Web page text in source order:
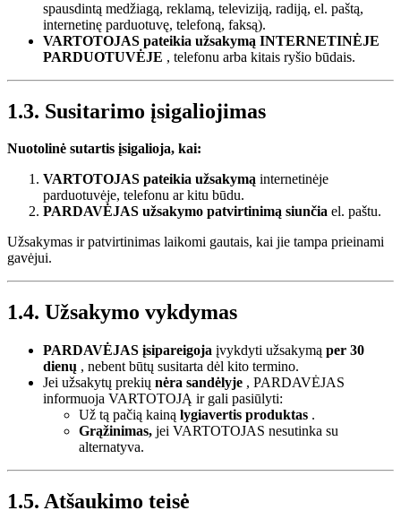
spausdintą medžiagą, reklamą, televiziją, radiją, el. paštą,
internetinę parduotuvę, telefoną, faksą).
VARTOTOJAS pateikia užsakymą INTERNETINĖJE
PARDUOTUVĖJE , telefonu arba kitais ryšio būdais.
1.3. Susitarimo įsigaliojimas
Nuotolinė sutartis įsigalioja, kai:
VARTOTOJAS pateikia užsakymą internetinėje
parduotuvėje, telefonu ar kitu būdu.
PARDAVĖJAS užsakymo patvirtinimą siunčia el. paštu.
Užsakymas ir patvirtinimas laikomi gautais, kai jie tampa prieinami
gavėjui.
1.4. Užsakymo vykdymas
PARDAVĖJAS įsipareigoja įvykdyti užsakymą per 30
dienų , nebent būtų susitarta dėl kito termino.
Jei užsakytų prekių nėra sandėlyje , PARDAVĖJAS
informuoja VARTOTOJĄ ir gali pasiūlyti:
Už tą pačią kainą lygiavertis produktas .
Grąžinimas, jei VARTOTOJAS nesutinka su
alternatyva.
1.5. Atšaukimo teisė